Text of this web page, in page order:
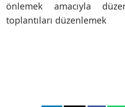
önlemek amacıyla
toplantıları düzenlemek